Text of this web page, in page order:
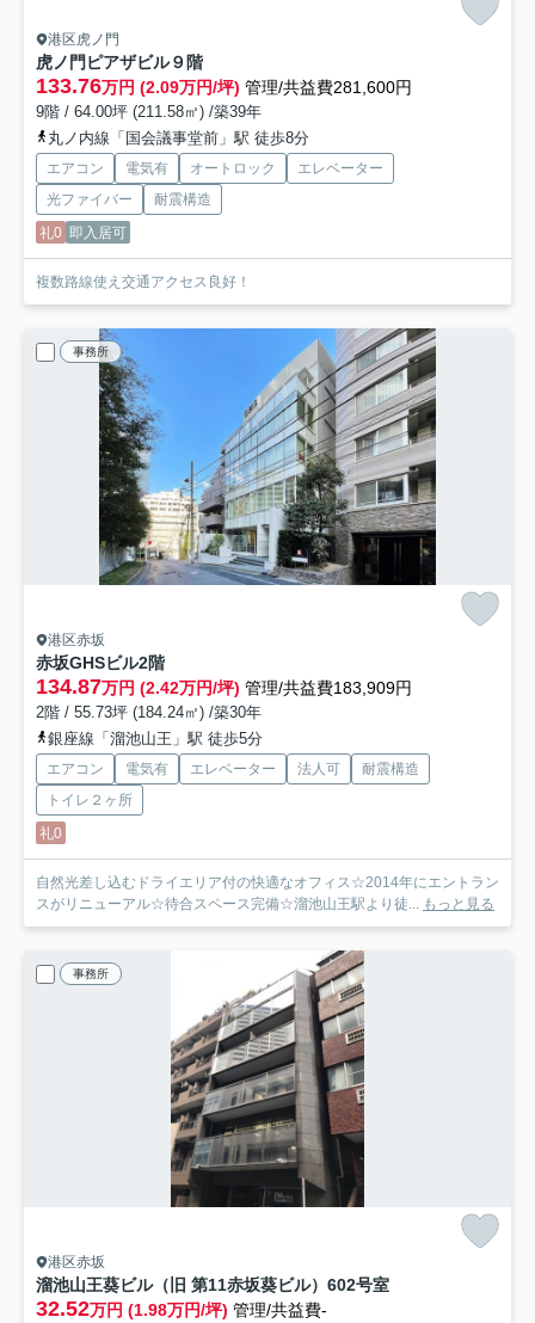
港区虎ノ門
虎ノ門ピアザビル９階
133.76万円 (2.09万円/坪) 管理/共益費281,600円
9階 / 64.00坪 (211.58㎡) /築39年
丸ノ内線「国会議事堂前」駅 徒歩8分
エアコン 電気有 オートロック
エレベーター
光ファイバー
耐震構造
礼0 即入居可
複数路線使え交通アクセス良好！
事務所
港区赤坂
赤坂GHSビル2階
134.87万円 (2.42万円/坪) 管理/共益費183,909円
2階 / 55.73坪 (184.24㎡) /築30年
銀座線「溜池山王」駅 徒歩5分
エアコン 電気有 エレベーター 法人可
耐震構造
トイレ２ヶ所
礼0
自然光差し込むドライエリア付の快適なオフィス☆2014年にエントラン
スがリニューアル☆待合スペース完備☆溜池山王駅より徒... もっと見る
事務所
港区赤坂
溜池山王葵ビル（旧 第11赤坂葵ビル） 602号室
32.52万円 (1.98万円/坪) 管理/共益費-